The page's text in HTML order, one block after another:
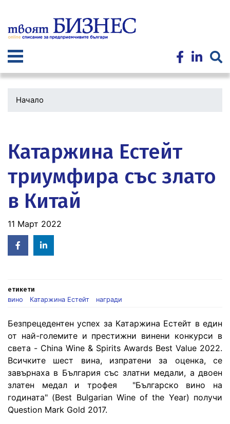
към
основното
Начало
Катаржина Естейт
триумфира със злато
в Китай
11 Март 2022
Facebook
in
етикети
вино
Катаржина Естейт награди
Безпрецедентен успех за Катаржина Естейт в един
от най-големите и престижни винени конкурси в
света - China Wine & Spirits Awards Best Value 2022.
Всичките шест вина, изпратени за оценка, се
завърнаха в България със златни медали, а двоен
златен медал и трофея "Българско вино на
годината" (Best Bulgarian Wine of the Year) получи
Question Mark Gold 2017.